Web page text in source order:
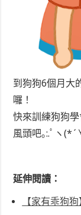
到狗狗6個月大
囉！
快來訓練狗狗
風頭吧｡:.ﾟヽ
延伸閱讀：
【家有乖狗